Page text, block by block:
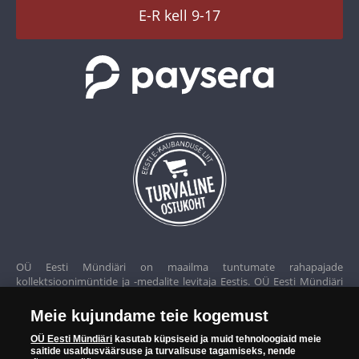
E-R kell 9-17
OÜ Eesti Mündiäri on maailma tuntumate rahapajade
kollektsioonimüntide ja -medalite levitaja Eestis. OÜ Eesti Mündiäri
Euroopa ühel suuremal mündilevitajate grupil "Samlerhuset
Group" on allüksused 14 Euroopa riigis. Ettevõtete grupile kuulub
Norra vanim, endine riiklik rahapaja, mis tegutseb alates 1686.
Meie kujundame teie kogemust
OÜ Eesti Mündiäri kasutab küpsiseid ja muid tehnoloogiaid meie
saitide usaldusväärsuse ja turvalisuse tagamiseks, nende